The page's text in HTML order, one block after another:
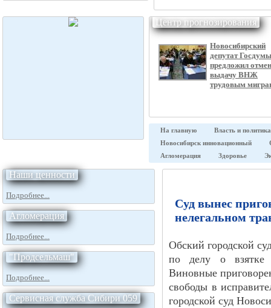
Центр прогнозирования
Новосибирский
депутат Госдумы
предложил
выдачу ВНЖ
трудовым
На главную
Власть и политика
Новосибирск инновационный
Агломерация
Здоровье
Наши ценности
Подробнее...
Агломерация
Подробнее...
"Продсельмаш"
Подробнее...
Сервисная служба Сибири 059
Суд вынес
нелегальном
Обский городской
по делу о взятке
Виновные
свободы в
городской суд